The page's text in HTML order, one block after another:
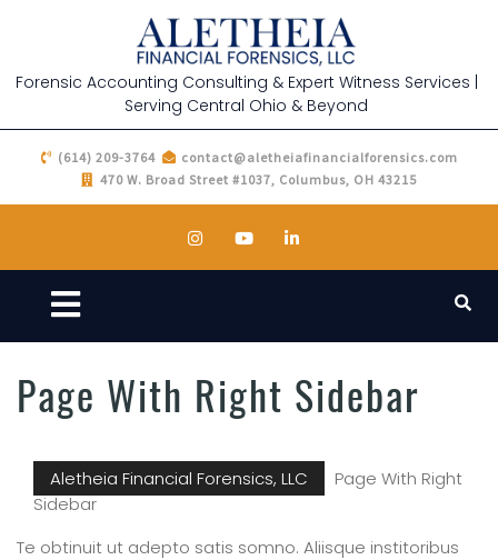
Forensic Accounting Consulting & Expert Witness Services |
Serving Central Ohio & Beyond
(614) 209-3764
contact@aletheiafinancialforensics.com
470 W. Broad Street #1037, Columbus, OH 43215
Page With Right Sidebar
Aletheia Financial Forensics, LLC
Page With Right
Sidebar
Te obtinuit ut adepto satis somno. Aliisque institoribus